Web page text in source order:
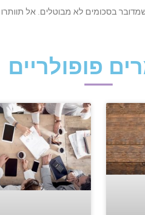
בסכומים לא מבוטלים. אל
פופולריים